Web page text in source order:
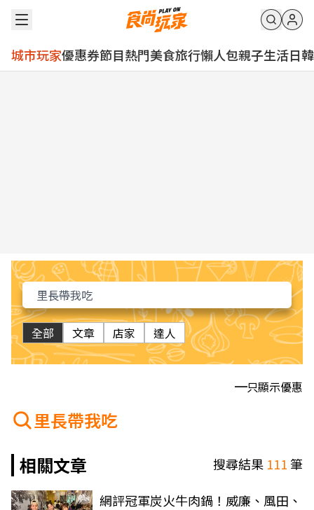
城市玩家優惠券節目熱門美食旅行懶人包親子生活日韓
全部 文章 店家 達人
只顯示優惠
里長帶我吃
相關文章
搜尋結果 111筆
網評冠軍炭火牛肉鍋！威廉、風田、